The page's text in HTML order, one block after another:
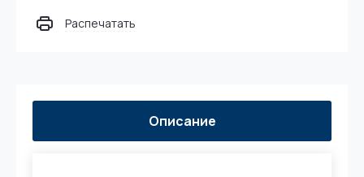
Распечатать
Описание